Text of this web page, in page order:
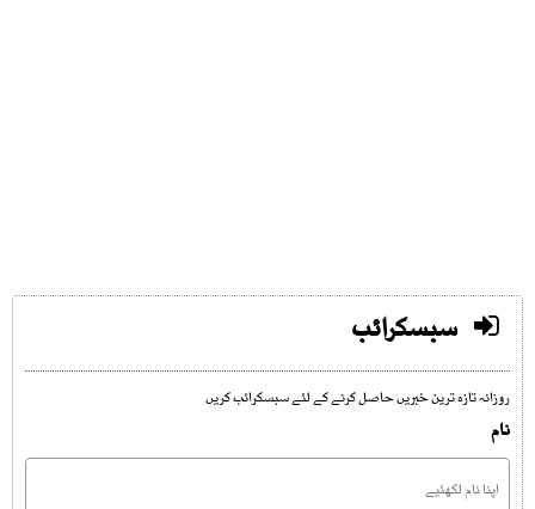
سبسکرائب
روزانہ تازہ ترین خبریں حاصل کرنے کے لئے سبسکرائب کریں
نام